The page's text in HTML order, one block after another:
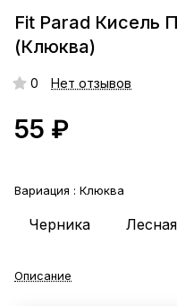
Fit Parad Кисель
(Клюква)
0 Нет отзывов
55 ₽
Вариация : Клюква
Черника
Описание